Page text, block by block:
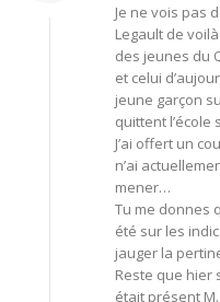
Je ne vois pas
Legault de
des jeunes du
et celui
jeune garçon
quittent
J’ai offert un
n’ai
mener…
Tu me donnes
été sur les
jauger la
Reste que hier
était présent M.